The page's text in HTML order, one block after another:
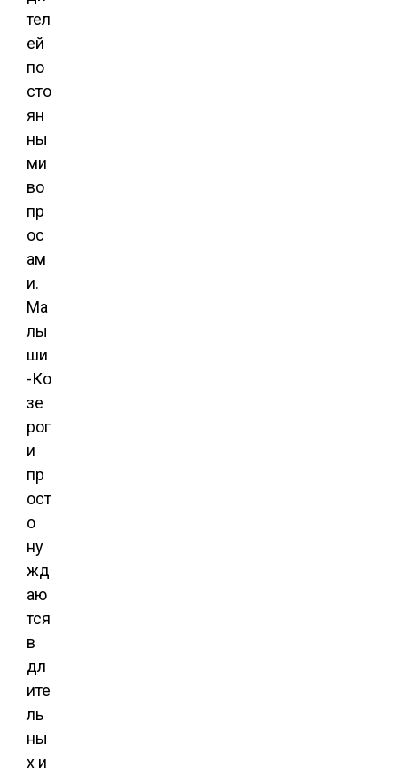
тел
ей
по
сто
ян
ны
ми
во
пр
ос
ам
и.
Ма
лы
ши
-Ко
зе
рог
и
пр
ост
о
ну
жд
аю
тся
в
дл
ите
ль
ны
х и